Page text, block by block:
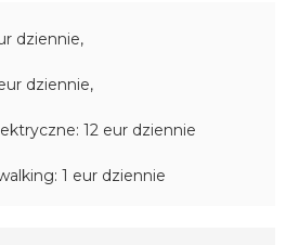
dziennie,
dziennie,
12 eur dziennie
1 eur dziennie